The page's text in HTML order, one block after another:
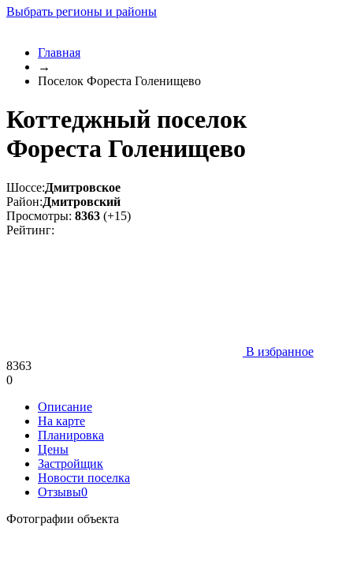
Выбрать регионы и районы
Главная
→
Поселок Фореста Голенищево
Коттеджный поселок
Фореста Голенищево
Шоссе:Дмитровское
Район:Дмитровский
Просмотры: 8363 (+15)
Рейтинг:
В избранное
8363
0
Описание
На карте
Планировка
Цены
Застройщик
Новости поселка
Отзывы0
Фотографии объекта